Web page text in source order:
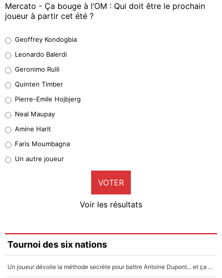
Mercato - Ça bouge à l’OM : Qui doit être le prochain
joueur à partir cet été ?
38%
32%
5%
1%
9%
Faris Moumbagna
4%
Un autre joueur
Geoffrey Kondogbia
Leonardo Balerdi
Geronimo Rulli
Quinten Timber
Pierre-Emile Hojbjerg
Neal Maupay
Amine Harit
Faris Moumbagna
Un autre joueur
VOTER
Voir les résultats
Tournoi des six nations
Un joueur dévoile la méthode secrète pour battre Antoine Dupont... et ça marche !